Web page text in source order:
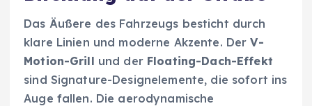
Das Äußere des Fahrzeugs besticht durch
klare Linien und moderne Akzente. DerV-
Motion-Grill und der Floating-Dach-Effekt
sind Signature-Designelemente, die sofort ins
Auge fallen. Die aerodynamische